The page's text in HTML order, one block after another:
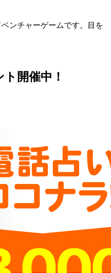
ベンチャーゲームです。目を
開催中！